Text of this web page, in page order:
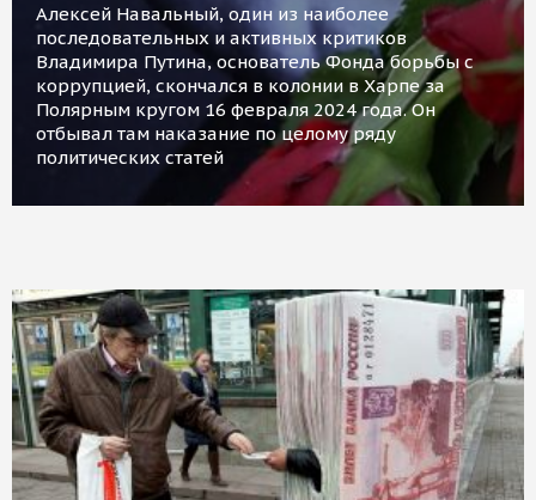
Алексей Навальный, один из наиболее
последовательных и активных критиков
Владимира Путина, основатель Фонда борьбы с
коррупцией, скончался в колонии в Харпе за
Полярным кругом 16 февраля 2024 года. Он
отбывал там наказание по целому ряду
политических статей